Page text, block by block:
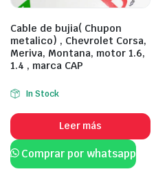
Cable de bujia( Chupon
metalico) , Chevrolet Corsa,
Meriva, Montana, motor 1.6,
1.4 , marca CAP
In Stock
Leer más
Comprar por whatsapp